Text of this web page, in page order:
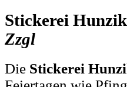
Stickerei
Zzgl
Die Stickerei